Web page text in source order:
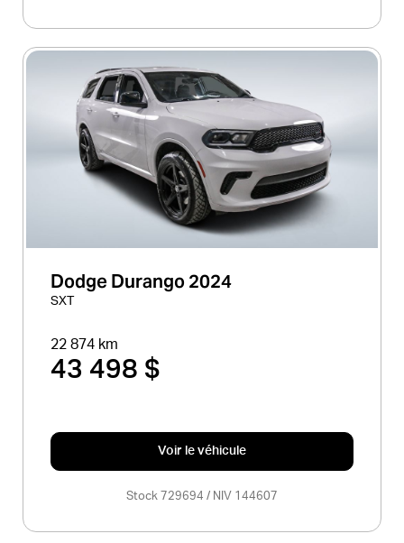
Dodge Durango 2024
SXT
22 874 km
43 498 $
Voir le véhicule
Stock 729694 / NIV 144607